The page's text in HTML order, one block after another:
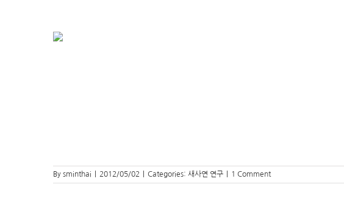
By sminthai 2012/05/02 Categories: 새사연 연구 1 Comment